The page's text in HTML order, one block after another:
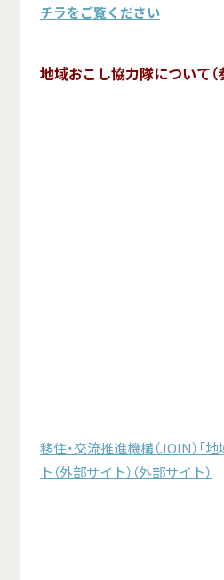
チラをご覧ください
地域おこし協力隊について（
移住・交流推進機構（JOIN）「
ト（外部サイト）（外部サイト）